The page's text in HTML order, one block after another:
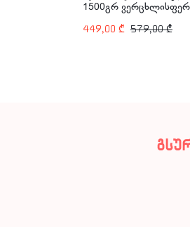
1500გრ
449,00 ₾ 579,00₾